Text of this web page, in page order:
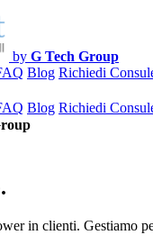
by G Tech Group
Blog Richiedi
Blog Richiedi
in clienti. Gestiamo